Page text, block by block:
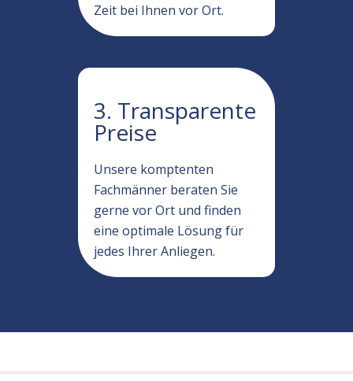
Zeit bei Ihnen vor Ort.
3. Transparente
Preise
Unsere komptenten
Fachmänner beraten Sie
gerne vor Ort und finden
eine optimale Lösung für
jedes Ihrer Anliegen.